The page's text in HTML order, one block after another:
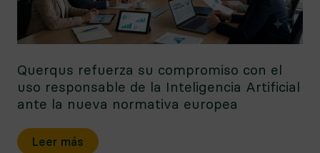
Querqus refuerza su compromiso con el
uso responsable de la Inteligencia Artificial
ante la nueva normativa europea
Leer más